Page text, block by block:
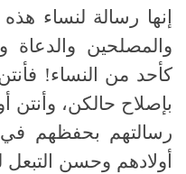
إنها رسالة لنساء هذه
والمصلحين والدعاة
كأحد من النساء!
بإصلاح حالكن،
رسالتهم بحفظهم في
أولادهم وحسن